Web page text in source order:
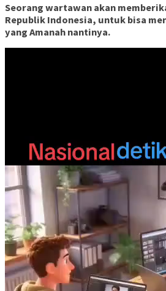
Seorang wartawan akan
Republik Indonesia, untuk bisa
yang Amanah nantinya.